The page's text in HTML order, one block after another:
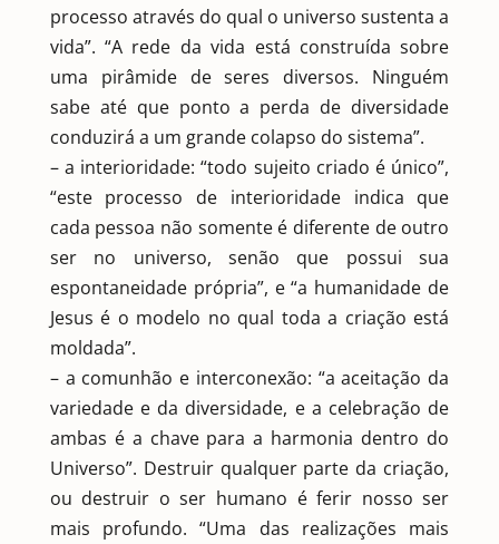
processo através do qual o universo sustenta a
vida”. “A rede da vida está construída sobre
uma pirâmide de seres diversos. Ninguém
sabe até que ponto a perda de diversidade
conduzirá a um grande colapso do sistema”.
– a interioridade: “todo sujeito criado é único”,
“este processo de interioridade indica que
cada pessoa não somente é diferente de outro
ser no universo, senão que possui sua
espontaneidade própria”, e “a humanidade de
Jesus é o modelo no qual toda a criação está
moldada”.
– a comunhão e interconexão: “a aceitação da
variedade e da diversidade, e a celebração de
ambas é a chave para a harmonia dentro do
Universo”. Destruir qualquer parte da criação,
ou destruir o ser humano é ferir nosso ser
mais profundo. “Uma das realizações mais